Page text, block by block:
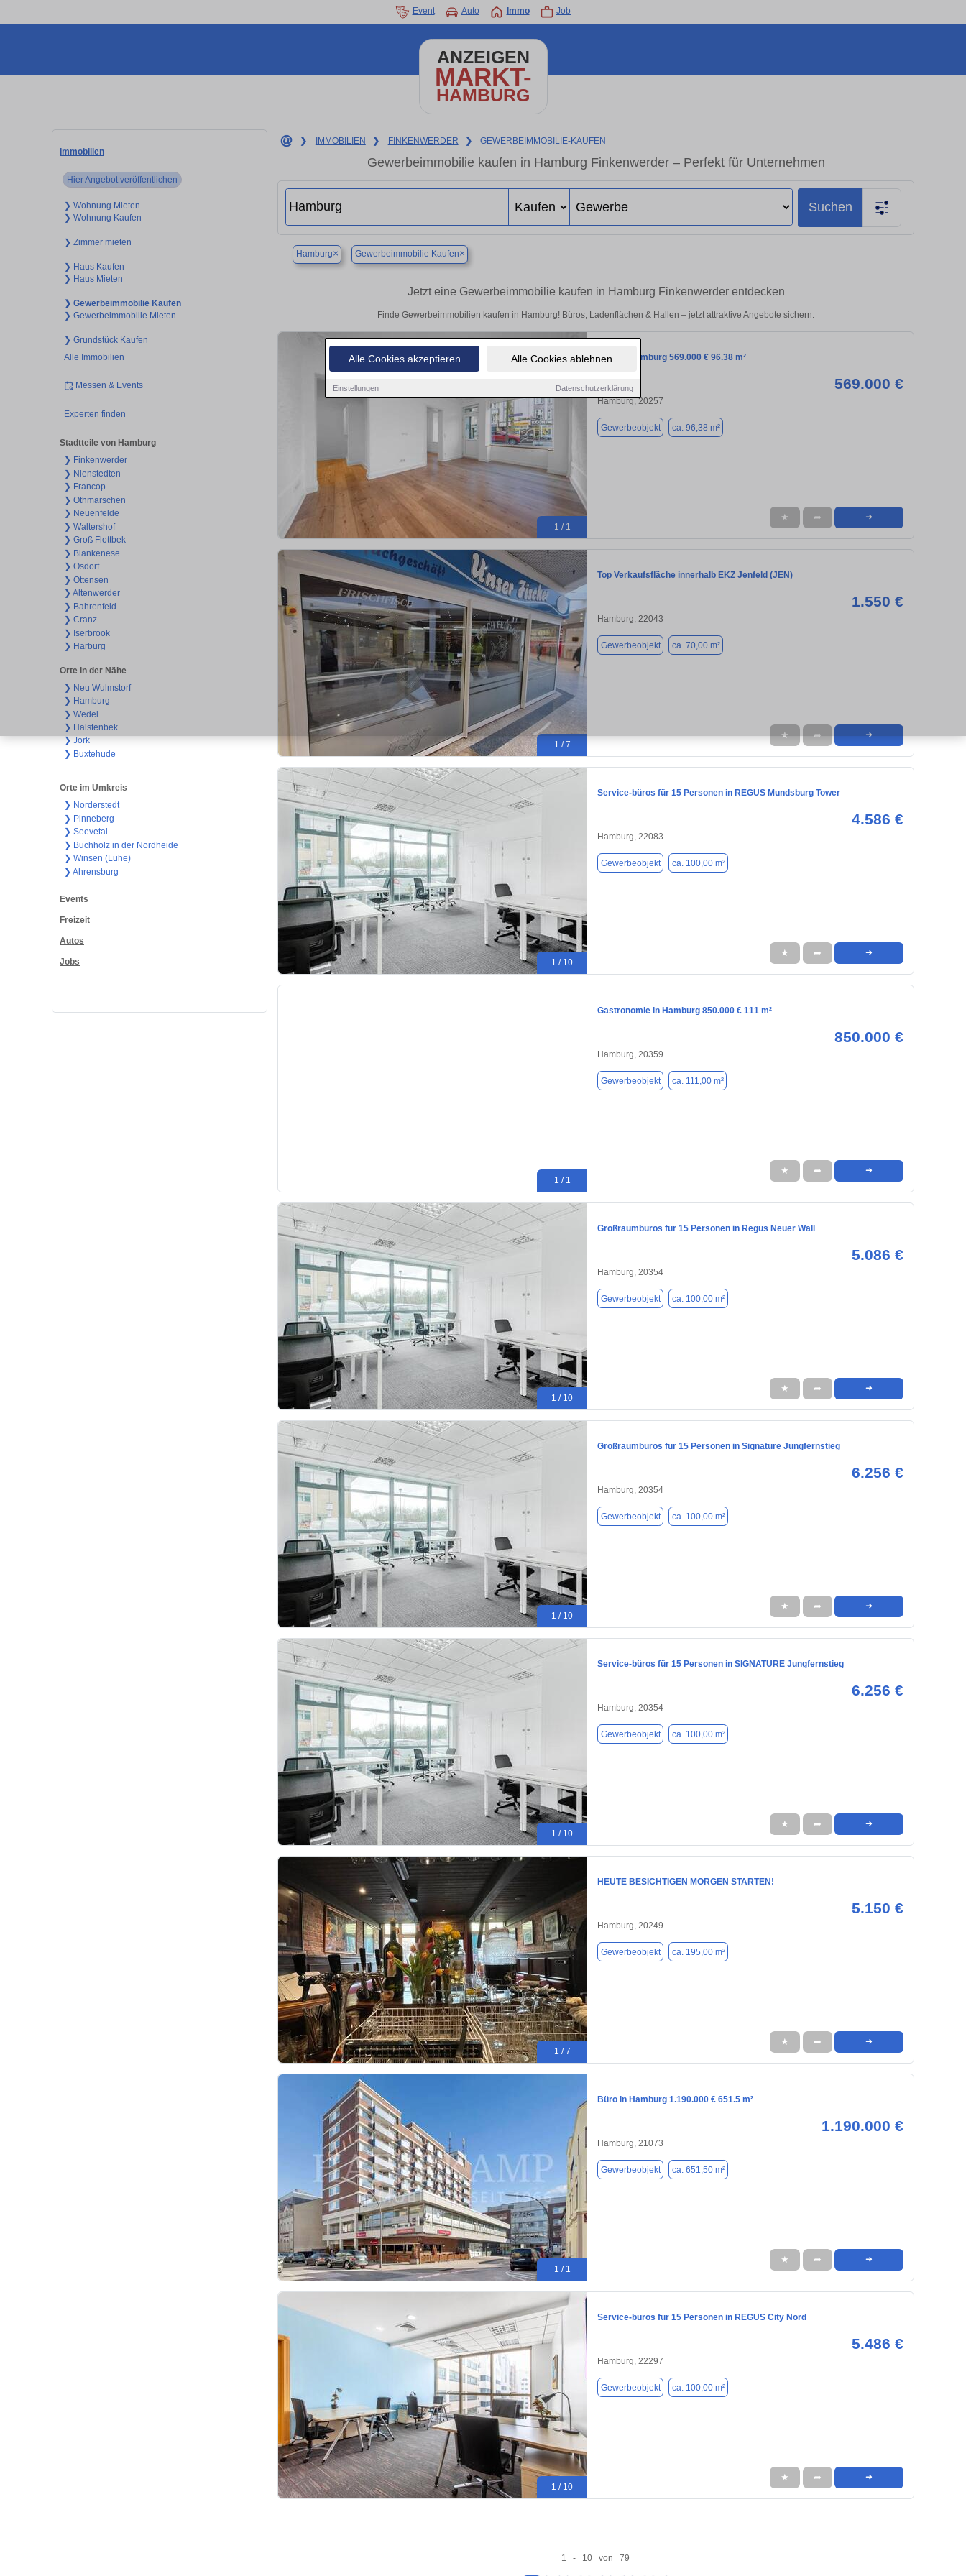
Alle Cookies akzeptieren Alle Cookies ablehnen
Einstellungen Datenschutzerklärung
Event Auto Immo Job
ANZEIGEN
MARKT-
HAMBURG
Immobilien
Hier Angebot veröffentlichen
❯ Wohnung Mieten
❯ Wohnung Kaufen
❯ Zimmer mieten
❯ Haus Kaufen
❯ Haus Mieten
❯ Gewerbeimmobilie Kaufen
❯ Gewerbeimmobilie Mieten
❯ Grundstück Kaufen
Alle Immobilien
Messen & Events
Experten finden
Stadtteile von Hamburg
❯ Finkenwerder
❯ Nienstedten
❯ Francop
❯ Othmarschen
❯ Neuenfelde
❯ Waltershof
❯ Groß Flottbek
❯ Blankenese
❯ Osdorf
❯ Ottensen
❯ Altenwerder
❯ Bahrenfeld
❯ Cranz
❯ Iserbrook
❯ Harburg
Orte in der Nähe
❯ Neu Wulmstorf
❯ Hamburg
❯ Wedel
❯ Halstenbek
❯ Jork
❯ Buxtehude
Orte im Umkreis
❯ Norderstedt
❯ Pinneberg
❯ Seevetal
❯ Buchholz in der Nordheide
❯ Winsen (Luhe)
❯ Ahrensburg
Events
Freizeit
Autos
Jobs
❯ IMMOBILIEN ❯ FINKENWERDER ❯ GEWERBEIMMOBILIE-KAUFEN
Gewerbeimmobilie kaufen in Hamburg Finkenwerder – Perfekt für Unternehmen
Suchen
Hamburg× Gewerbeimmobilie Kaufen×
Jetzt eine Gewerbeimmobilie kaufen in Hamburg Finkenwerder entdecken
Finde Gewerbeimmobilien kaufen in Hamburg! Büros, Ladenflächen & Hallen – jetzt attraktive Angebote sichern.
1 / 1
Büro in Hamburg 569.000 € 96.38 m²
569.000 €
Hamburg, 20257
Gewerbeobjekt ca. 96,38 m²
★ ➦ ➜
1 / 7
Top Verkaufsfläche innerhalb EKZ Jenfeld (JEN)
1.550 €
Hamburg, 22043
Gewerbeobjekt ca. 70,00 m²
★ ➦ ➜
1 / 10
Service-büros für 15 Personen in REGUS Mundsburg Tower
4.586 €
Hamburg, 22083
Gewerbeobjekt ca. 100,00 m²
★ ➦ ➜
1 / 1
Gastronomie in Hamburg 850.000 € 111 m²
850.000 €
Hamburg, 20359
Gewerbeobjekt ca. 111,00 m²
★ ➦ ➜
1 / 10
Großraumbüros für 15 Personen in Regus Neuer Wall
5.086 €
Hamburg, 20354
Gewerbeobjekt ca. 100,00 m²
★ ➦ ➜
1 / 10
Großraumbüros für 15 Personen in Signature Jungfernstieg
6.256 €
Hamburg, 20354
Gewerbeobjekt ca. 100,00 m²
★ ➦ ➜
1 / 10
Service-büros für 15 Personen in SIGNATURE Jungfernstieg
6.256 €
Hamburg, 20354
Gewerbeobjekt ca. 100,00 m²
★ ➦ ➜
1 / 7
HEUTE BESICHTIGEN MORGEN STARTEN!
5.150 €
Hamburg, 20249
Gewerbeobjekt ca. 195,00 m²
★ ➦ ➜
1 / 1
Büro in Hamburg 1.190.000 € 651.5 m²
1.190.000 €
Hamburg, 21073
Gewerbeobjekt ca. 651,50 m²
★ ➦ ➜
1 / 10
Service-büros für 15 Personen in REGUS City Nord
5.486 €
Hamburg, 22297
Gewerbeobjekt ca. 100,00 m²
★ ➦ ➜
1 - 10 von 79